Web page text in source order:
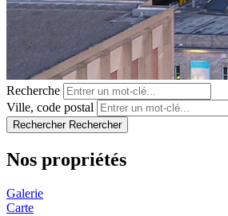
Recherche
Ville, code postal
Rechercher Rechercher
Nos propriétés
Galerie
Carte